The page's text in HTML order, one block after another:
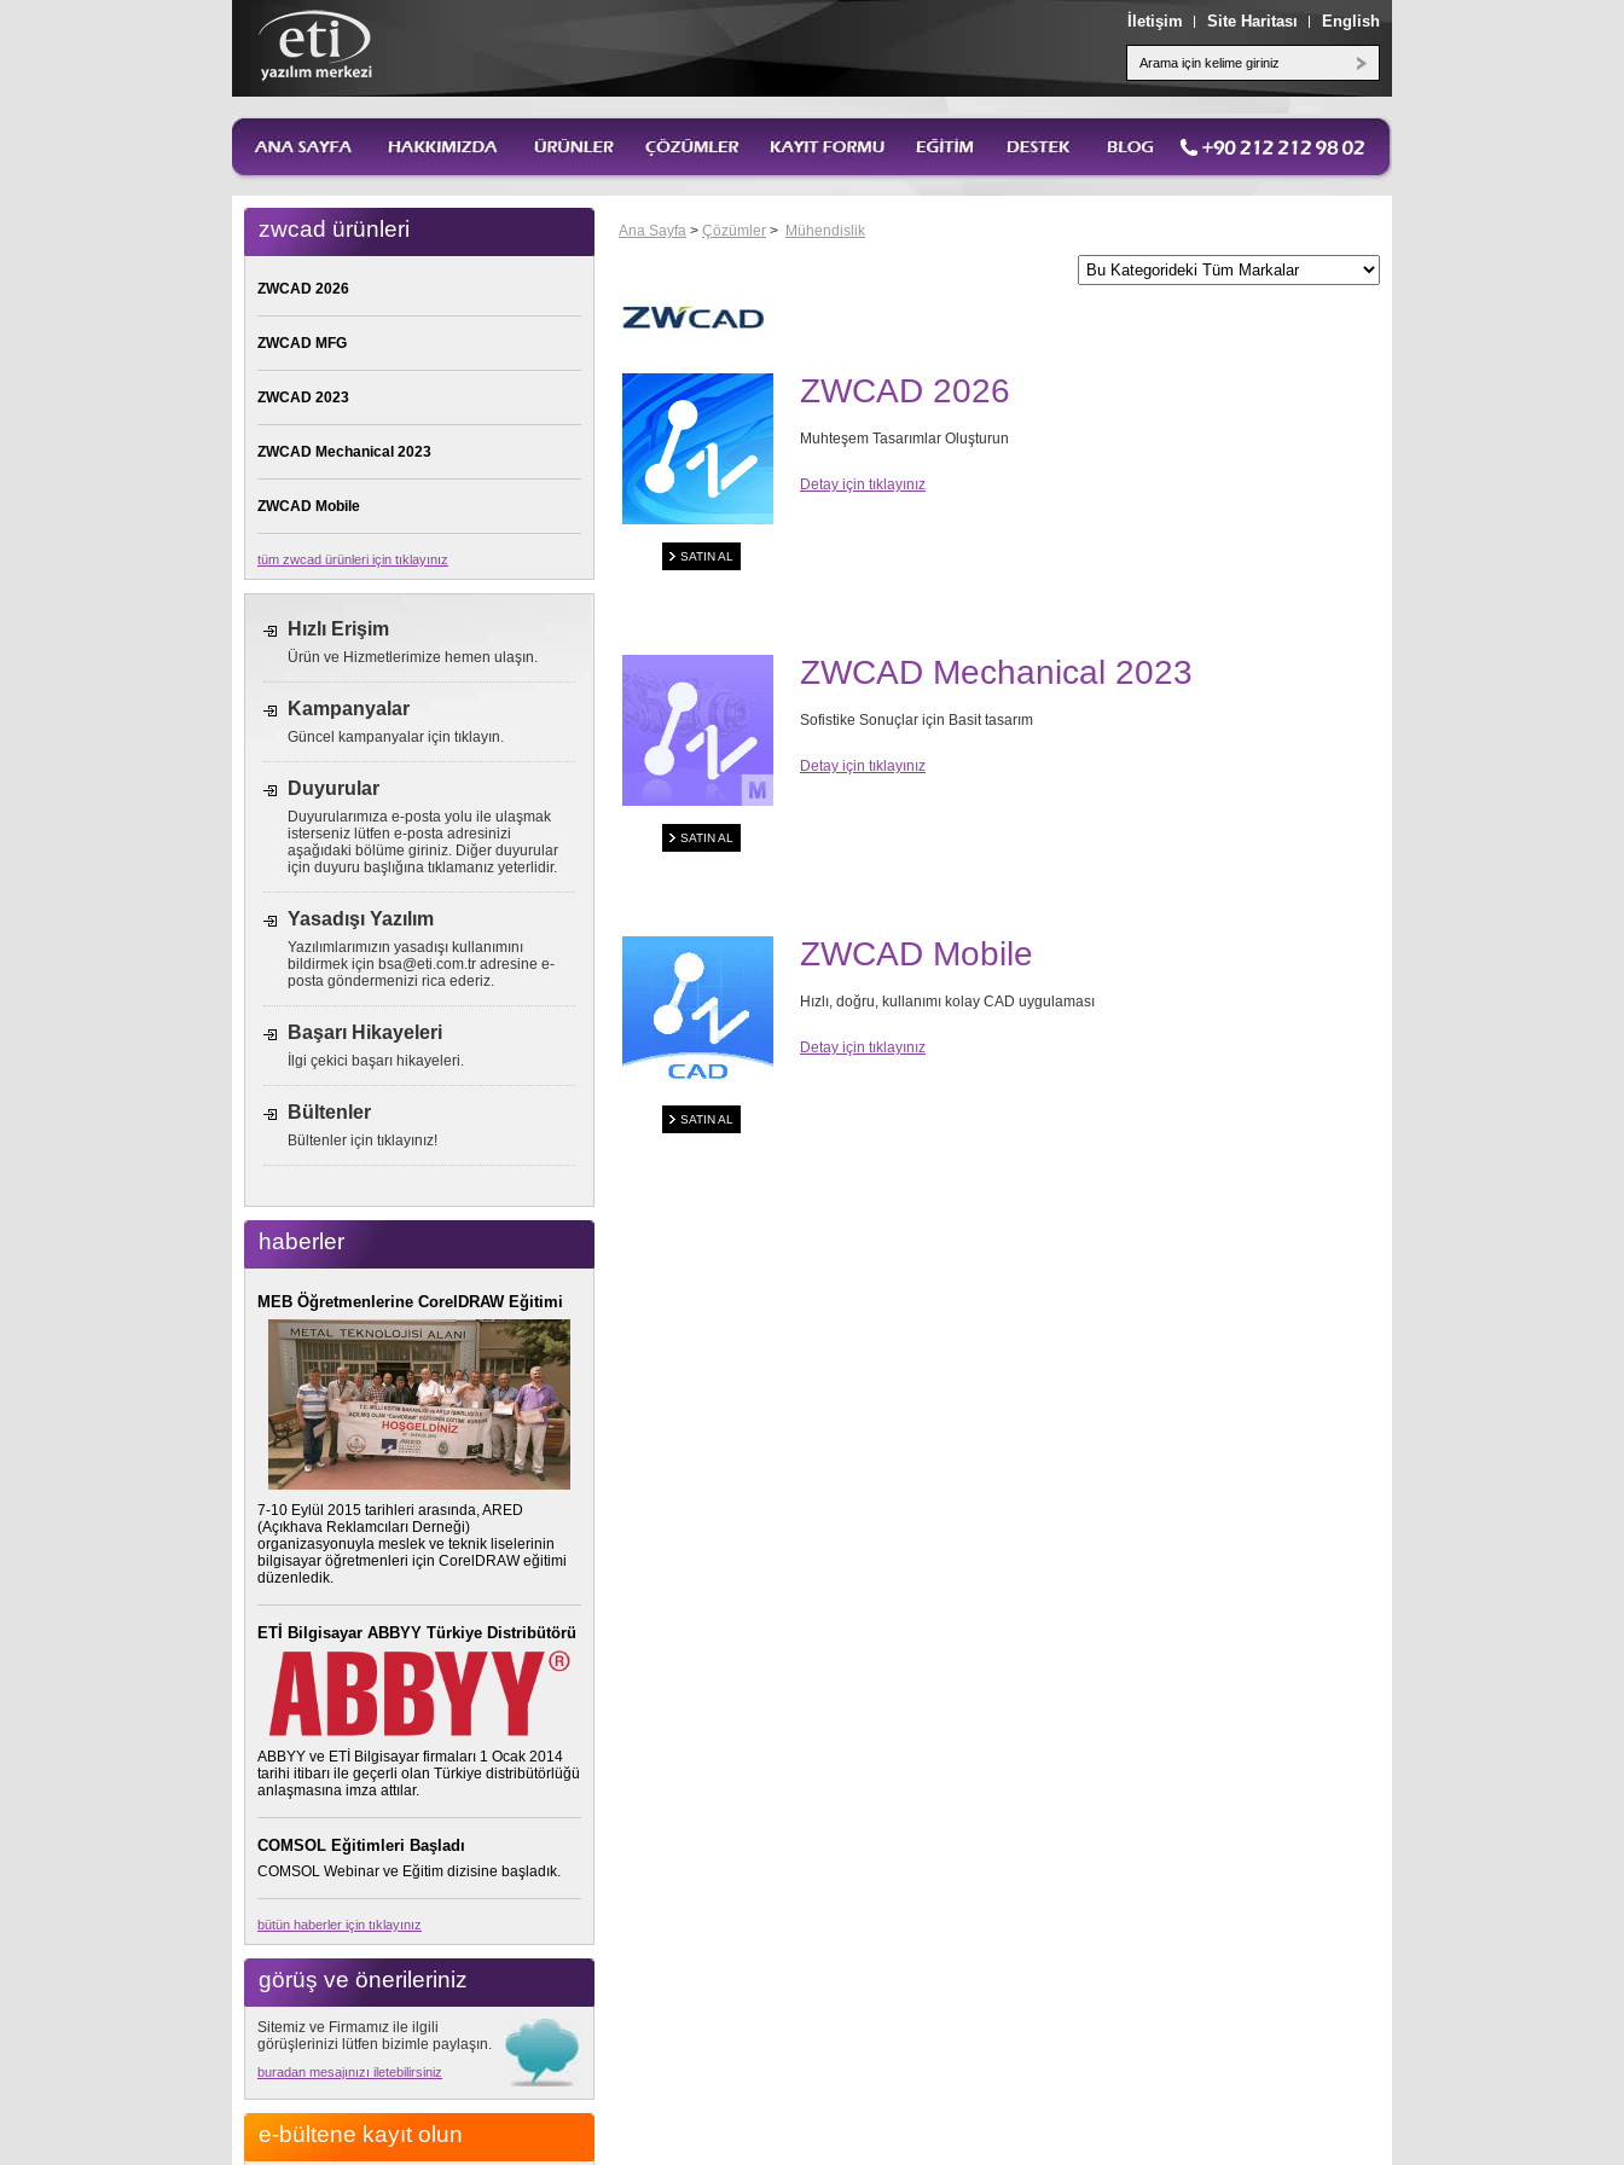
İletişim Site Haritası English
Ana Sayfa > Çözümler > Mühendislik
ZWCAD 2026
Muhteşem Tasarımlar Oluşturun
Detay için tıklayınız
SATIN AL
ZWCAD Mechanical 2023
Sofistike Sonuçlar için Basit tasarım
Detay için tıklayınız
SATIN AL
ZWCAD Mobile
Hızlı, doğru, kullanımı kolay CAD uygulaması
Detay için tıklayınız
SATIN AL
zwcad ürünleri
ZWCAD 2026
ZWCAD MFG
ZWCAD 2023
ZWCAD Mechanical 2023
ZWCAD Mobile
tüm zwcad ürünleri için tıklayınız
Hızlı Erişim
Ürün ve Hizmetlerimize hemen ulaşın.
Kampanyalar
Güncel kampanyalar için tıklayın.
Duyurular
Duyurularımıza e-posta yolu ile ulaşmak
isterseniz lütfen e-posta adresinizi
aşağıdaki bölüme giriniz. Diğer duyurular
için duyuru başlığına tıklamanız yeterlidir.
Yasadışı Yazılım
Yazılımlarımızın yasadışı kullanımını
bildirmek için bsa@eti.com.tr adresine e-
posta göndermenizi rica ederiz.
Başarı Hikayeleri
İlgi çekici başarı hikayeleri.
Bültenler
Bültenler için tıklayınız!
haberler
MEB Öğretmenlerine CorelDRAW Eğitimi
7-10 Eylül 2015 tarihleri arasında, ARED
(Açıkhava Reklamcıları Derneği)
organizasyonuyla meslek ve teknik liselerinin
bilgisayar öğretmenleri için CorelDRAW eğitimi
düzenledik.
ETİ Bilgisayar ABBYY Türkiye Distribütörü
ABBYY ve ETİ Bilgisayar firmaları 1 Ocak 2014
tarihi itibarı ile geçerli olan Türkiye distribütörlüğü
anlaşmasına imza attılar.
COMSOL Eğitimleri Başladı
COMSOL Webinar ve Eğitim dizisine başladık.
bütün haberler için tıklayınız
görüş ve önerileriniz
Sitemiz ve Firmamız ile ilgili
görüşlerinizi lütfen bizimle paylaşın.
buradan mesajınızı iletebilirsiniz
e-bültene kayıt olun